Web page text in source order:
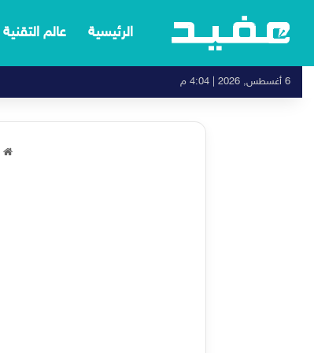
الرئيسية عالم التقنية
6 أغسطس, 2026 | 4:04 م